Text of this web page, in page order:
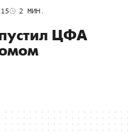
2 МИН.
ЦФА